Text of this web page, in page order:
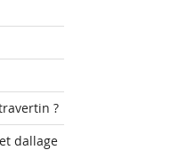
?
dallage